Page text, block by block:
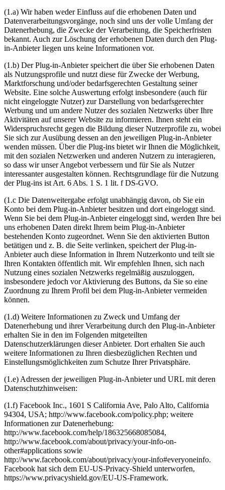
(1.a) Wir haben weder Einfluss auf die erhobenen Daten und
Datenverarbeitungsvorgänge, noch sind uns der volle Umfang der
Datenerhebung, die Zwecke der Verarbeitung, die Speicherfristen
bekannt. Auch zur Löschung der erhobenen Daten durch den Plug-
in-Anbieter liegen uns keine Informationen vor.
(1.b) Der Plug-in-Anbieter speichert die über Sie erhobenen Daten
als Nutzungsprofile und nutzt diese für Zwecke der Werbung,
Marktforschung und/oder bedarfsgerechten Gestaltung seiner
Website. Eine solche Auswertung erfolgt insbesondere (auch für
nicht eingeloggte Nutzer) zur Darstellung von bedarfsgerechter
Werbung und um andere Nutzer des sozialen Netzwerks über Ihre
Aktivitäten auf unserer Website zu informieren. Ihnen steht ein
Widerspruchsrecht gegen die Bildung dieser Nutzerprofile zu, wobei
Sie sich zur Ausübung dessen an den jeweiligen Plug-in-Anbieter
wenden müssen. Über die Plug-ins bietet wir Ihnen die Möglichkeit,
mit den sozialen Netzwerken und anderen Nutzern zu interagieren,
so dass wir unser Angebot verbessern und für Sie als Nutzer
interessanter ausgestalten können. Rechtsgrundlage für die Nutzung
der Plug-ins ist Art. 6 Abs. 1 S. 1 lit. f DS-GVO.
(1.c Die Datenweitergabe erfolgt unabhängig davon, ob Sie ein
Konto bei dem Plug-in-Anbieter besitzen und dort eingeloggt sind.
Wenn Sie bei dem Plug-in-Anbieter eingeloggt sind, werden Ihre bei
uns erhobenen Daten direkt Ihrem beim Plug-in-Anbieter
bestehenden Konto zugeordnet. Wenn Sie den aktivierten Button
betätigen und z. B. die Seite verlinken, speichert der Plug-in-
Anbieter auch diese Information in Ihrem Nutzerkonto und teilt sie
Ihren Kontakten öffentlich mit. Wir empfehlen Ihnen, sich nach
Nutzung eines sozialen Netzwerks regelmäßig auszuloggen,
insbesondere jedoch vor Aktivierung des Buttons, da Sie so eine
Zuordnung zu Ihrem Profil bei dem Plug-in-Anbieter vermeiden
können.
(1.d) Weitere Informationen zu Zweck und Umfang der
Datenerhebung und ihrer Verarbeitung durch den Plug-in-Anbieter
erhalten Sie in den im Folgenden mitgeteilten
Datenschutzerklärungen dieser Anbieter. Dort erhalten Sie auch
weitere Informationen zu Ihren diesbezüglichen Rechten und
Einstellungsmöglichkeiten zum Schutze Ihrer Privatsphäre.
(1.e) Adressen der jeweiligen Plug-in-Anbieter und URL mit deren
Datenschutzhinweisen:
(1.f) Facebook Inc., 1601 S California Ave, Palo Alto, California
94304, USA; http://www.facebook.com/policy.php; weitere
Informationen zur Datenerhebung:
http://www.facebook.com/help/186325668085084,
http://www.facebook.com/about/privacy/your-info-on-
other#applications sowie
http://www.facebook.com/about/privacy/your-info#everyoneinfo.
Facebook hat sich dem EU-US-Privacy-Shield unterworfen,
https://www.privacyshield.gov/EU-US-Framework.